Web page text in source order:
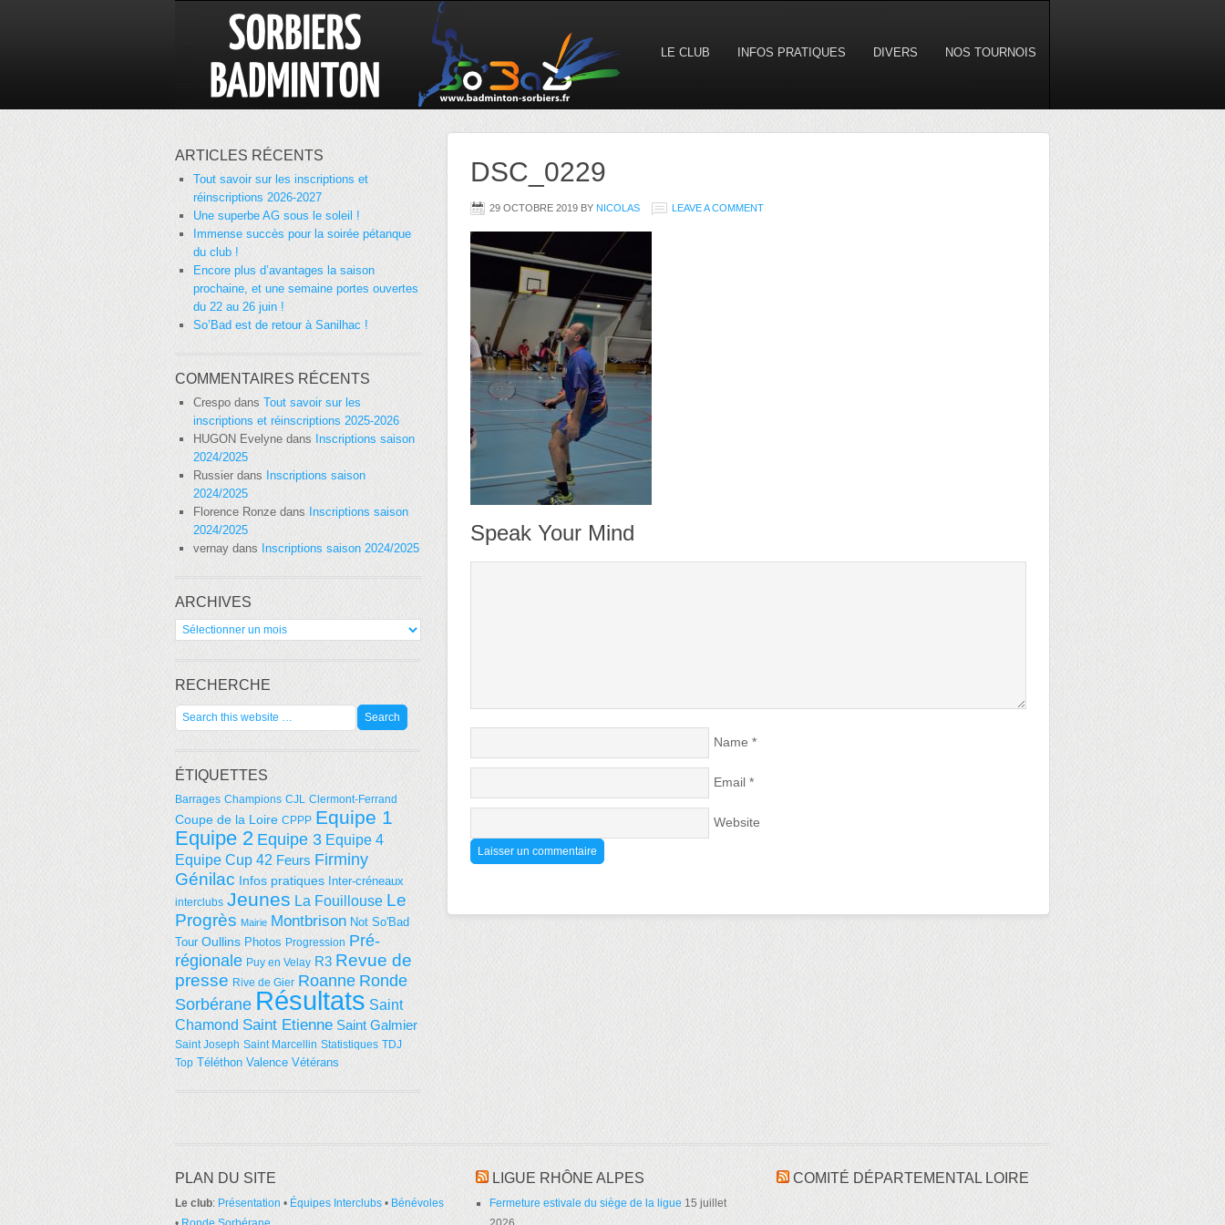
LE CLUB INFOS PRATIQUES DIVERS NOS TOURNOIS
DSC_0229
29 OCTOBRE 2019 BY NICOLAS LEAVE A COMMENT
Speak Your Mind
Name *
Email *
Website
ARTICLES RÉCENTS
Tout savoir sur les inscriptions et
réinscriptions 2026-2027
Une superbe AG sous le soleil !
Immense succès pour la soirée pétanque
du club !
Encore plus d’avantages la saison
prochaine, et une semaine portes ouvertes
du 22 au 26 juin !
So’Bad est de retour à Sanilhac !
COMMENTAIRES RÉCENTS
Crespo dans Tout savoir sur les
inscriptions et réinscriptions 2025-2026
HUGON Evelyne dans
Inscriptions saison
2024/2025
Russier dans Inscriptions saison
2024/2025
Florence Ronze dans Inscriptions saison
2024/2025
vernay dans Inscriptions saison 2024/2025
ARCHIVES
Archives
RECHERCHE
ÉTIQUETTES
Barrages Champions CJL Clermont-Ferrand
Coupe de la Loire CPPP Equipe 1
Equipe 2 Equipe 3 Equipe 4
Equipe Cup 42 Feurs Firminy
Génilac Infos pratiques Inter-créneaux
interclubs Jeunes La Fouillouse Le
Progrès Mairie Montbrison Not So'Bad
Tour Oullins Photos Progression Pré-
régionale Puy en Velay R3 Revue de
presse Rive de Gier Roanne Ronde
Sorbérane Résultats Saint
Chamond Saint Etienne Saint Galmier
Saint Joseph Saint Marcellin Statistiques TDJ
Top Téléthon Valence Vétérans
PLAN DU SITE
Le club: Présentation • Équipes Interclubs • Bénévoles
LIGUE RHÔNE ALPES
Fermeture estivale du siège de la ligue 15 juillet
COMITÉ DÉPARTEMENTAL LOIRE